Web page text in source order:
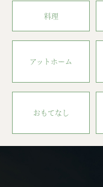
料理
アットホーム
おもてなし